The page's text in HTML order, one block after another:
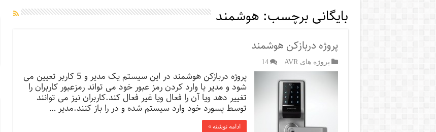
بایگانی برچسب: هوشمند
پروژه دربازکن هوشمند
پروژه های AVR 14
پروژه دربازکن هوشمند در این سیستم یک مدیر و 5 کاربر تعیین می
شود و مدیر با وارد کردن رمز عبور خود می تواند رمزعبور کاربران را
تغییر دھد ویا آن را فعال ویا غیر فعال کند.کاربران نیز می توانند
توسط پسورد خود وارد سیستم شده و در را باز کنند.مدیر …
ادامه نوشته »